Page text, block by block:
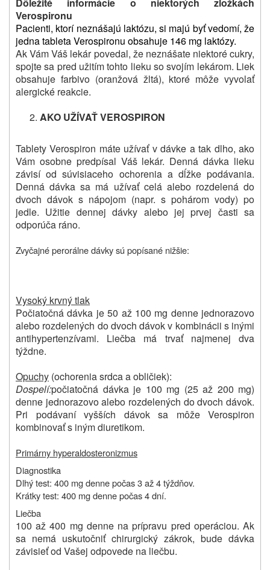
Verospironu
Pacienti, ktorí neznášajú laktózu, si majú byť vedomí, že
jedna tableta Verospironu obsahuje 146 mg laktózy.
Ak Vám Váš lekár povedal, že neznášate niektoré cukry,
spojte sa pred užitím tohto lieku so svojím lekárom. Liek
obsahuje farbivo (oranžová žltá), ktoré môže vyvolať
alergické reakcie.
AKO UŽÍVAŤ VEROSPIRON
Tablety Verospiron máte užívať v dávke a tak dlho, ako
Vám osobne predpísal Váš lekár. Denná dávka lieku
závisí od súvisiaceho ochorenia a dĺžke podávania.
Denná dávka sa má užívať celá alebo rozdelená do
dvoch dávok s nápojom (napr. s pohárom vody) po
jedle. Užitie dennej dávky alebo jej prvej časti sa
odporúča ráno.
Zvyčajné perorálne dávky sú popísané nižšie:
Vysoký krvný tlak
Počiatočná dávka je 50 až 100 mg denne jednorazovo
alebo rozdelených do dvoch dávok v kombinácii s inými
antihypertenzívami. Liečba má trvať najmenej dva
týždne.
Opuchy (ochorenia srdca a obličiek):
Dospelí:počiatočná dávka je 100 mg (25 až 200 mg)
denne jednorazovo alebo rozdelených do dvoch dávok.
Pri podávaní vyšších dávok sa môže Verospiron
kombinovať s iným diuretikom.
Primárny hyperaldosteronizmus
Diagnostika
Dlhý test: 400 mg denne počas 3 až 4 týždňov.
Krátky test: 400 mg denne počas 4 dní.
Liečba
100 až 400 mg denne na prípravu pred operáciou. Ak
sa nemá uskutočniť chirurgický zákrok, bude dávka
závisieť od Vašej odpovede na liečbu.